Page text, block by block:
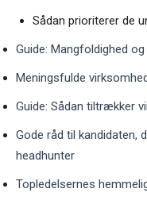
Sådan prioriterer de
Guide: Mangfoldighed
Meningsfulde
Guide: Sådan tiltrækker
Gode råd til kandidaten,
headhunter
Topledelsernes